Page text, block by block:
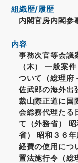
組織歴/履歴
内閣官房内閣参
内容
事務次官等会議
（木） 一般案
ついて（総理府
佐武郎の海外出
裁山際正道に国
会総務代理たる
て（外務省）
省） 昭和３６
経費の使用につ
置法施行令（総